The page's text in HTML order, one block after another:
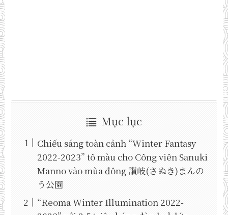
Mục lục
Chiếu sáng toàn cảnh “Winter Fantasy
2022-2023” tô màu cho Công viên Sanuki
Manno vào mùa đông 讃岐(さぬき)まんの
う公園
“Reoma Winter Illumination 2022-